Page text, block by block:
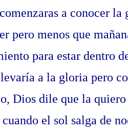
a conocer
pero menos que
para estar dentro
a la gloria pero
Dios dile que la
el sol salga de